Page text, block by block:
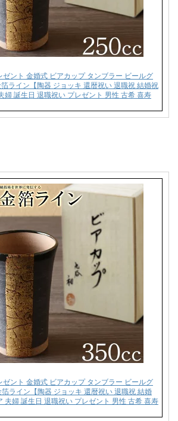
ゼント 金婚式 ビアカップ タンブラー ビールグ
ライン【陶器 ジョッキ 還暦祝い 退職祝 結婚祝
婦 誕生日 退職祝い プレゼント 男性 古希 喜寿
ゼント 金婚式 ビアカップ タンブラー ビールグ
ライン【陶器 ジョッキ 還暦祝い 退職祝 結婚
夫婦 誕生日 退職祝い プレゼント 男性 古希 喜寿